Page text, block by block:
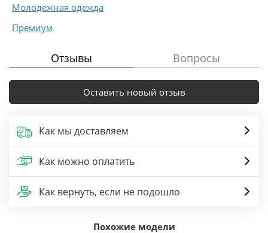
Молодежная одежда
Премиум
Отзывы Вопросы
Оставить новый отзыв
Как мы доставляем
Как можно оплатить
Как вернуть, если не подошло
Похожие модели